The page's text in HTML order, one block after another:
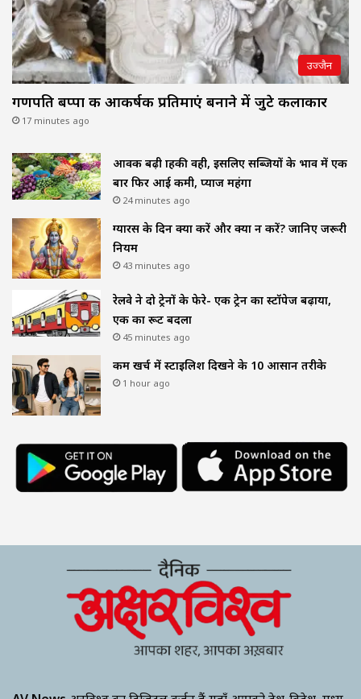
उज्जैन
गणपति बप्पा की आकर्षक प्रतिमाएं बनाने में जुटे कलाकार
17 minutes ago
आवक बढ़ी ग्राहकी वही, इसलिए सब्जियों के भाव में एक
बार फिर आई कमी, प्याज महंगा
24 minutes ago
ग्यारस के दिन क्या करें और क्या न करें? जानिए जरूरी
नियम
43 minutes ago
रेलवे ने दो ट्रेनों के फेरे- एक ट्रेन का स्टॉपेज बढ़ाया,
एक का रूट बदला
45 minutes ago
कम खर्च में स्टाइलिश दिखने के 10 आसान तरीके
1 hour ago